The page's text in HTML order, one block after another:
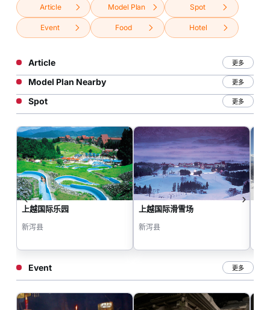
Article Model Plan Spot
Event Food Hotel
Article 更多
Model Plan Nearby 更多
Spot 更多
上越国际乐园
新泻县
上越国际滑雪场
新泻县
Event 更多